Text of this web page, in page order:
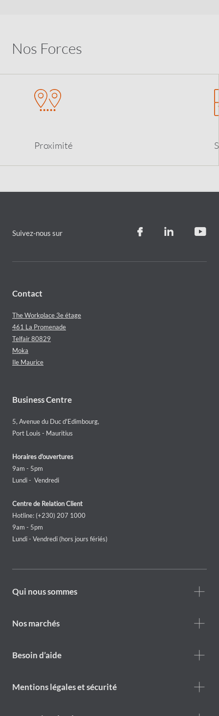
Nos Forces
Proximité
Suivez-nous sur
Contact
The Workplace 3e étage
461 La Promenade
Telfair 80829
Moka
Ile Maurice
Business Centre
5, Avenue du Duc d'Edimbourg,
Port Louis - Mauritius
Horaires d'ouvertures
9am - 5pm
Lundi - Vendredi
Centre de Relation Client
Hotline: (+230) 207 1000
9am - 5pm
Lundi - Vendredi (hors jours fériés)
Footer
are
Qui nous sommes
Nos marchés
Footer
Besoin d’aide
Footer
Mentions légales et sécurité